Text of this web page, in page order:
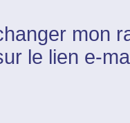
mon
le lien e-